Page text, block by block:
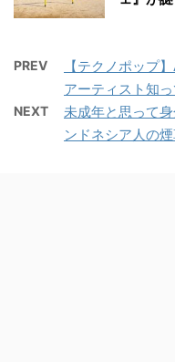
PREV
【テクノポップ
アーティスト知っ
NEXT
未成年と思って
ンドネシア人の